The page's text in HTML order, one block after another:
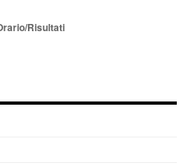
Risultati